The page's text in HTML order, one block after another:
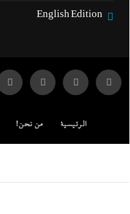
English Edition
الرئيسية من نحن!